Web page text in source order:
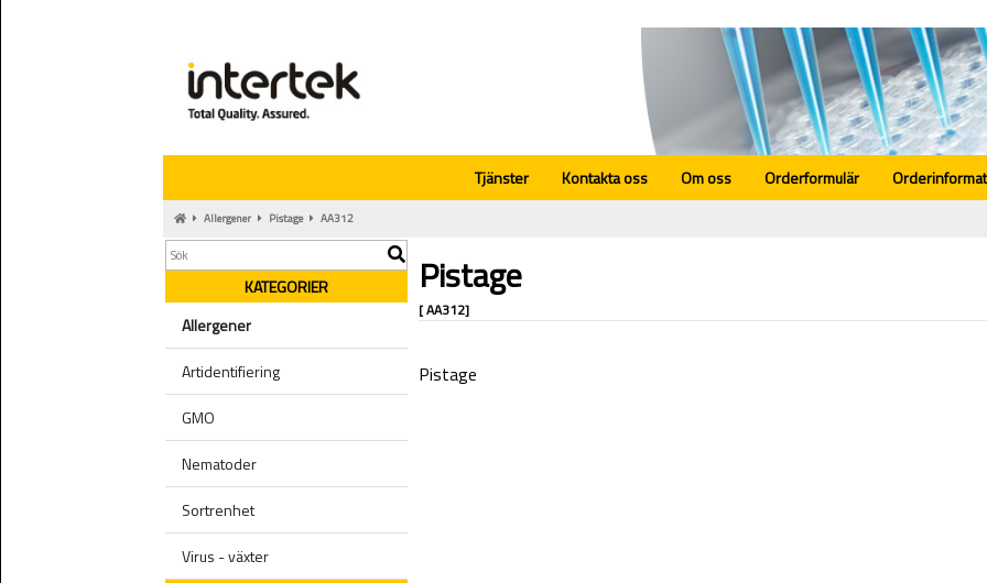
Tjänster Kontakta oss Om oss Orderformulär
Allergener Pistage AA312
KATEGORIER
Allergener
Artidentifiering
GMO
Nematoder
Sortrenhet
Virus - växter
Pistage
[ AA312]
Pistage